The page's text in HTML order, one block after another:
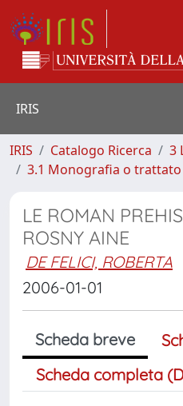
IRIS
IRIS Catalogo Ricerca
3
3.1 Monografia o
LE ROMAN
ROSNY AINE
DE FELICI, ROBERTA
2006-01-01
Scheda breve
Scheda completa